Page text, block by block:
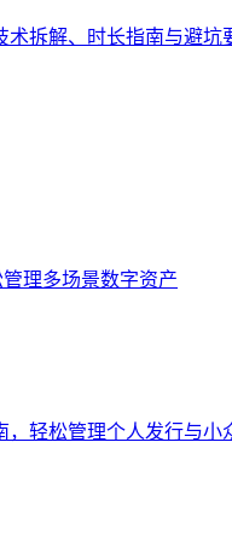
术拆解、时长指南与避坑
理多场景数字资产
，轻松管理个人发行与小